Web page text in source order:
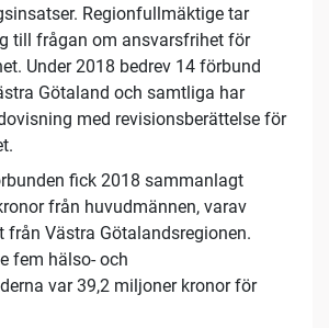
Regionfullmäktige tar
till frågan om ansvarsfrihet för
Under 2018 bedrev 14 förbund
Götaland och samtliga har
med revisionsberättelse för
fick 2018 sammanlagt
från huvudmännen, varav
från Västra Götalandsregionen.
fem hälso- och
var 39,2 miljoner kronor för